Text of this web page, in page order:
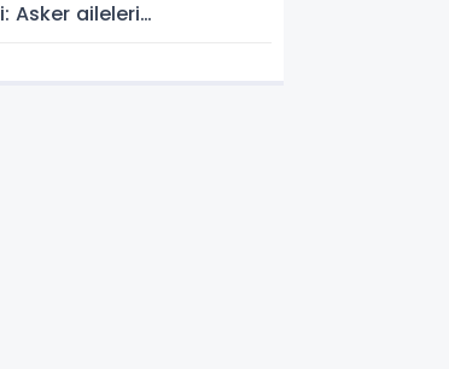
Asker aileleri